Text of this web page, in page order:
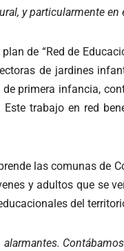
y particularmente en
de “Red de
de jardines
primera infancia,
trabajo en red
las comunas de
y adultos que se
del